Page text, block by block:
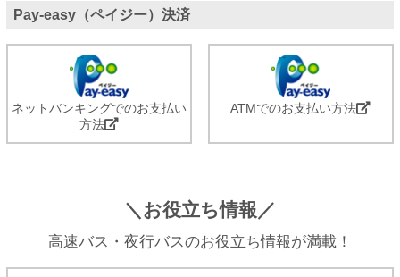
Pay-easy（ペイジー）決済
ネットバンキングでのお支払い
方法
ATMでのお支払い方法
＼お役立ち情報／
高速バス・夜行バスのお役立ち情報が満載！